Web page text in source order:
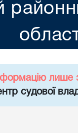
лише
судової